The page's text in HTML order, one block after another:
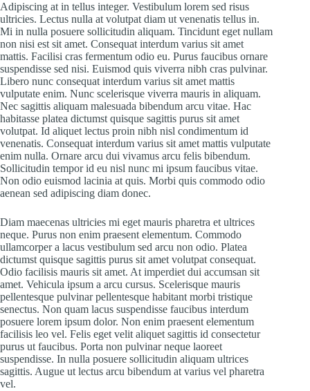
Adipiscing at in tellus integer. Vestibulum lorem sed risus
ultricies. Lectus nulla at volutpat diam ut venenatis tellus in.
Mi in nulla posuere sollicitudin aliquam. Tincidunt eget nullam
non nisi est sit amet. Consequat interdum varius sit amet
mattis. Facilisi cras fermentum odio eu. Purus faucibus ornare
suspendisse sed nisi. Euismod quis viverra nibh cras pulvinar.
Libero nunc consequat interdum varius sit amet mattis
vulputate enim. Nunc scelerisque viverra mauris in aliquam.
Nec sagittis aliquam malesuada bibendum arcu vitae. Hac
habitasse platea dictumst quisque sagittis purus sit amet
volutpat. Id aliquet lectus proin nibh nisl condimentum id
venenatis. Consequat interdum varius sit amet mattis vulputate
enim nulla. Ornare arcu dui vivamus arcu felis bibendum.
Sollicitudin tempor id eu nisl nunc mi ipsum faucibus vitae.
Non odio euismod lacinia at quis. Morbi quis commodo odio
aenean sed adipiscing diam donec.
Diam maecenas ultricies mi eget mauris pharetra et ultrices
neque. Purus non enim praesent elementum. Commodo
ullamcorper a lacus vestibulum sed arcu non odio. Platea
dictumst quisque sagittis purus sit amet volutpat consequat.
Odio facilisis mauris sit amet. At imperdiet dui accumsan sit
amet. Vehicula ipsum a arcu cursus. Scelerisque mauris
pellentesque pulvinar pellentesque habitant morbi tristique
senectus. Non quam lacus suspendisse faucibus interdum
posuere lorem ipsum dolor. Non enim praesent elementum
facilisis leo vel. Felis eget velit aliquet sagittis id consectetur
purus ut faucibus. Porta non pulvinar neque laoreet
suspendisse. In nulla posuere sollicitudin aliquam ultrices
sagittis. Augue ut lectus arcu bibendum at varius vel pharetra
vel.